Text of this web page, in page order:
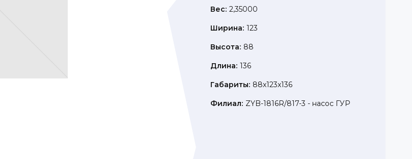
Вес: 2,35000
Ширина: 123
Высота: 88
Длина: 136
Габариты: 88x123x136
Филиал: ZYB-1816R/817-3 - насос ГУР